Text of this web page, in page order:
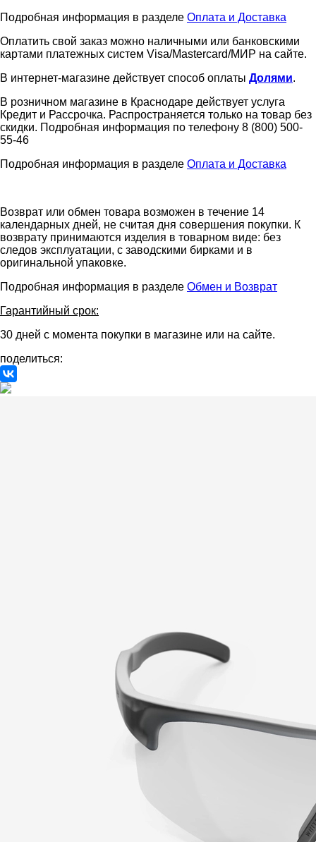
Подробная информация в разделе Оплата и Доставка
Оплатить свой заказ можно наличными или банковскими
картами платежных систем Visa/Mastercard/МИР на сайте.
В интернет-магазине действует способ оплаты Долями.
В розничном магазине в Краснодаре действует услуга
Кредит и Рассрочка. Распространяется только на товар без
скидки. Подробная информация по телефону 8 (800) 500-
55-46
Подробная информация в разделе Оплата и Доставка
Возврат или обмен товара возможен в течение 14
календарных дней, не считая дня совершения покупки. К
возврату принимаются изделия в товарном виде: без
следов эксплуатации, с заводскими бирками и в
оригинальной упаковке.
Подробная информация в разделе Обмен и Возврат
Гарантийный срок:
30 дней с момента покупки в магазине или на сайте.
поделиться: